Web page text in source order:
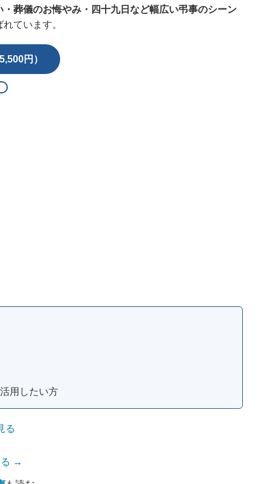
葬儀のお悔やみ・四十九日など幅広い弔事のシーン
ています。
円）
用したい方
る
る →